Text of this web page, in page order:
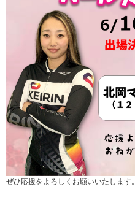
ぜひ応援をよろしくお願いいたします。